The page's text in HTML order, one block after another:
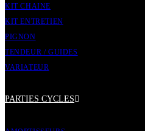
KIT CHAINE
KIT ENTRETIEN
PIGNON
TENDEUR / GUIDES
VARIATEUR
PARTIES CYCLES